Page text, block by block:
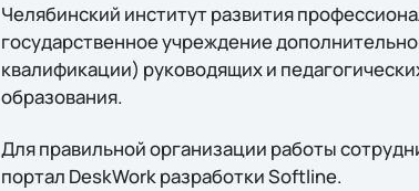
Челябинский институт развития
государственное учреждение
квалификации) руководящих и
образования.
Для правильной организации работы
портал DeskWork разработки Softline.